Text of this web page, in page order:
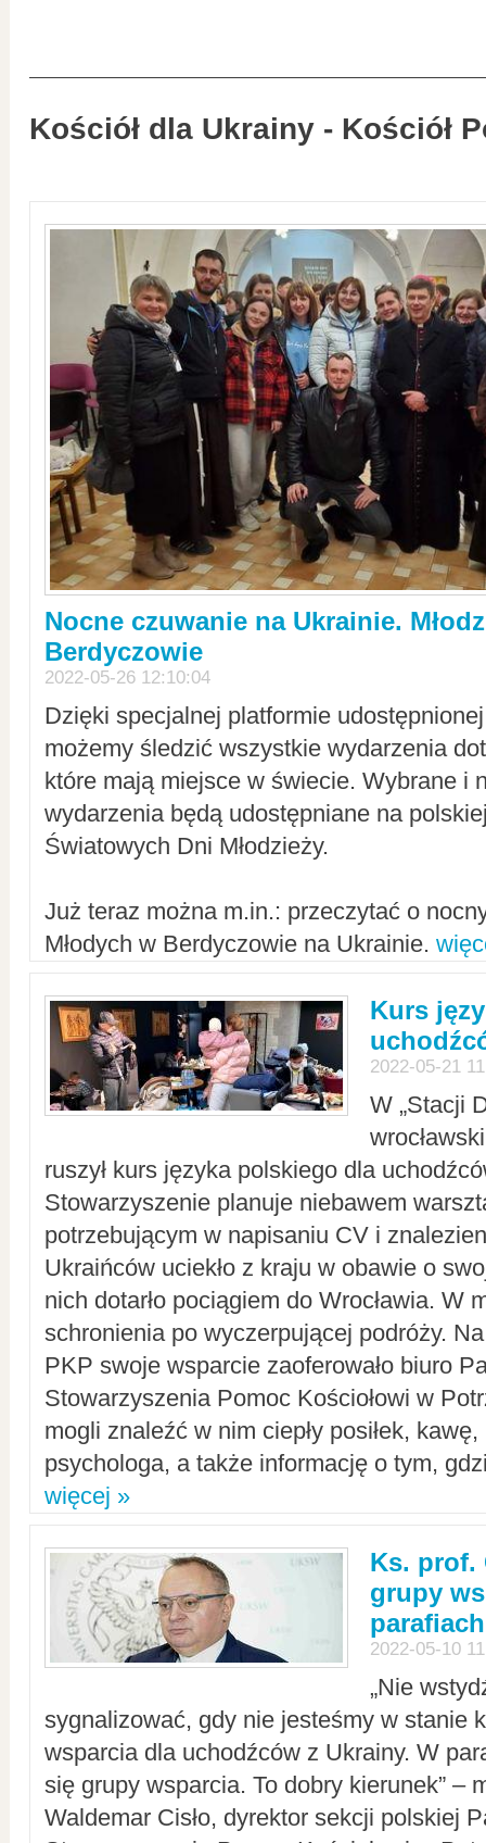
Kościół dla Ukrainy - Kościół
Nocne czuwanie na Ukrainie.
Berdyczowie
2022-05-26 12:10:04
Dzięki specjalnej platformie
możemy śledzić wszystkie wydarzenia
które mają miejsce w świecie. Wybrane i
wydarzenia będą udostępniane na
Światowych Dni Młodzieży.
Już teraz można m.in.: przeczytać o
Młodych w Berdyczowie na Ukrainie.
Kurs
2022-05-21
W „Stacji
ruszył kurs języka polskiego dla
Stowarzyszenie planuje niebawem
potrzebującym w napisaniu CV i
Ukraińców uciekło z kraju w obawie o
nich dotarło pociągiem do Wrocławia. W
schronienia po wyczerpującej podróży.
PKP swoje wsparcie zaoferowało biuro
Stowarzyszenia Pomoc Kościołowi w
mogli znaleźć w nim ciepły posiłek,
psychologa, a także informację o tym,
więcej »
Ks. prof.
grupy
parafiach
2022-05-10
„Nie
sygnalizować, gdy nie jesteśmy w stanie
wsparcia dla uchodźców z Ukrainy. W
się grupy wsparcia. To dobry kierunek” –
Waldemar Cisło, dyrektor sekcji polskiej